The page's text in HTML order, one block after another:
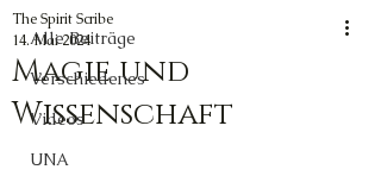
Alle Beiträge
Verschiedenes
Videos
UNA
Magie und
Wissenschaft
The Spirit Scribe
14. Mai 2024